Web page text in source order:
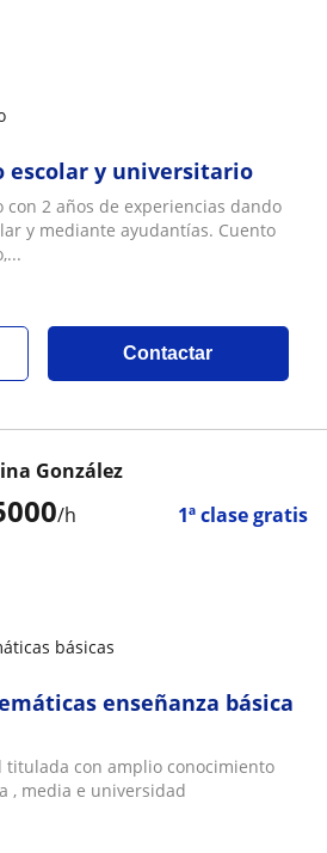
escolar y universitario
2 años de experiencias dando
y mediante ayudantías. Cuento
Contactar
/h 1ª clase gratis
González
básicas
enseñanza básica
titulada con amplio conocimiento
, media e universidad